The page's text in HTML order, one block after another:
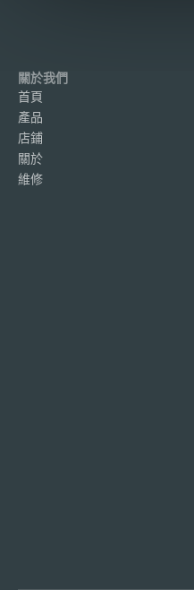
關於我們
首頁
產品
店鋪
關於
維修